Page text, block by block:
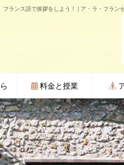
フランス語で挨拶をしよう！ | ア・ラ・フラ
料金と授業